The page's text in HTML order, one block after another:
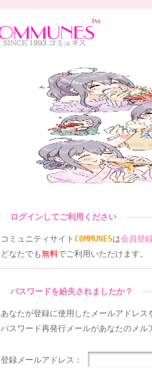
ログインしてご利用ください
コミュニティサイト COMMUNESは会員登
どなたでも無料でご利用いただけます。
パスワードを紛失されましたか？
あなたが登録に使用したメールアドレス
パスワード再発行メールがあなたのメル
登録メールアドレス：